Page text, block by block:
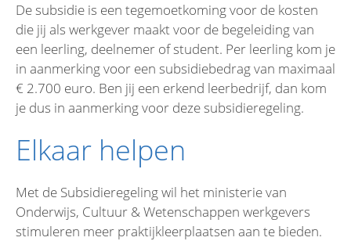
De subsidie is een tegemoetkoming voor de kosten
die jij als werkgever maakt voor de begeleiding van
een leerling, deelnemer of student. Per leerling kom je
in aanmerking voor een subsidiebedrag van maximaal
€ 2.700 euro. Ben jij een erkend leerbedrijf, dan kom
je dus in aanmerking voor deze subsidieregeling.
Elkaar helpen
Met de Subsidieregeling wil het ministerie van
Onderwijs, Cultuur & Wetenschappen werkgevers
stimuleren meer praktijkleerplaatsen aan te bieden.